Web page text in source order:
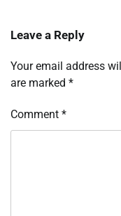
Leave a Reply
Your email address
are marked *
Comment *